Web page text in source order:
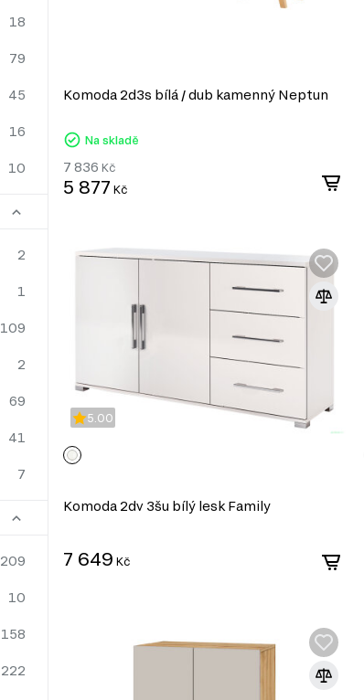
Komoda 2d3s bílá / dub kamenný Neptun
Na skladě
7 836 Kč
5 877 Kč
5.00
Komoda 2dv 3šu bílý lesk Family
7 649 Kč